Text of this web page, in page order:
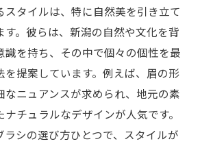
スタイルは、特に自然美を引き立て
す。彼らは、新潟の自然や文化を背
識を持ち、その中で個々の個性を最
を提案しています。例えば、眉の形
なニュアンスが求められ、地元の素
チュラルなデザインが人気です。
シの選び方ひとつで、スタイルが